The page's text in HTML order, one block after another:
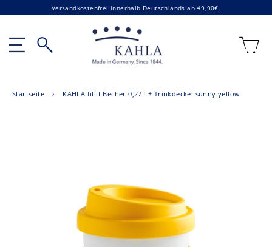
Inhalt
Versandkostenfrei innerhalb Deutschlands ab 49,90€.
Seitennavigation
Startseite › KAHLA fillit Becher 0,27 l + Trinkdeckel sunny yellow